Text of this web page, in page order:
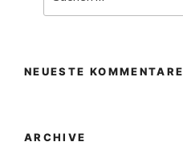
NEUESTE KOMMENTARE
ARCHIVE